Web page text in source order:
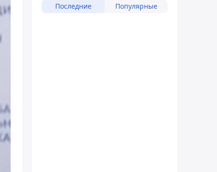
Последние Популярные